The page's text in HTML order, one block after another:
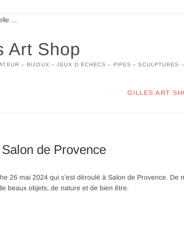
...
Art Shop
– BIJOUX – JEUX D ÉCHECS – PIPES – SCULPTURES
GILLES ART
de Provence
26 mai 2024 qui s’est déroulé à Salon de Provence. De
beaux objets, de nature et de bien être.